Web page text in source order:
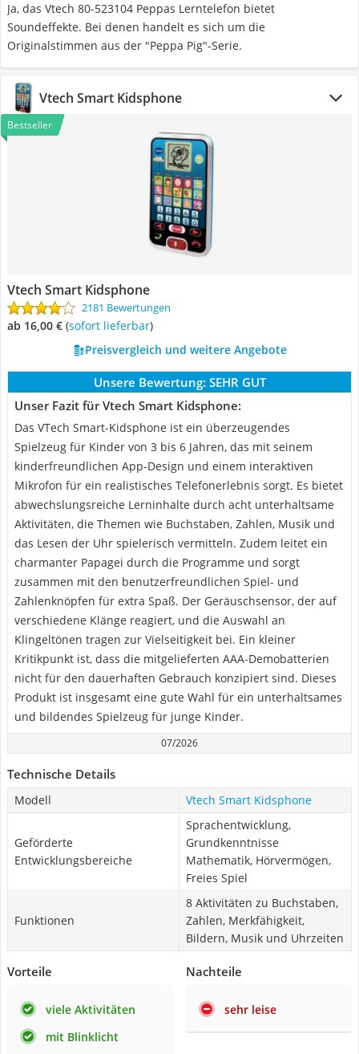
Ja, das Vtech 80-523104 Peppas Lerntelefon bietet
Soundeffekte. Bei denen handelt es sich um die
Originalstimmen aus der "Peppa Pig"-Serie.
Vtech Smart Kidsphone
Bestseller
Vtech Smart Kidsphone
2181 Bewertungen
ab 16,00 € ( Sofort lieferbar)
Preisvergleich und weitere Angebote
Unsere Bewertung: SEHR GUT
Unser Fazit für Vtech Smart Kidsphone:
Das VTech Smart-Kidsphone ist ein überzeugendes
Spielzeug für Kinder von 3 bis 6 Jahren, das mit seinem
kinderfreundlichen App-Design und einem interaktiven
Mikrofon für ein realistisches Telefonerlebnis sorgt. Es bietet
abwechslungsreiche Lerninhalte durch acht unterhaltsame
Aktivitäten, die Themen wie Buchstaben, Zahlen, Musik und
das Lesen der Uhr spielerisch vermitteln. Zudem leitet ein
charmanter Papagei durch die Programme und sorgt
zusammen mit den benutzerfreundlichen Spiel- und
Zahlenknöpfen für extra Spaß. Der Geräuschsensor, der auf
verschiedene Klänge reagiert, und die Auswahl an
Klingeltönen tragen zur Vielseitigkeit bei. Ein kleiner
Kritikpunkt ist, dass die mitgelieferten AAA-Demobatterien
nicht für den dauerhaften Gebrauch konzipiert sind. Dieses
Produkt ist insgesamt eine gute Wahl für ein unterhaltsames
und bildendes Spielzeug für junge Kinder.
07/2026
Technische Details
Modell Vtech Smart Kidsphone
Geförderte
Entwicklungsbereiche
Sprachentwicklung,
Grundkenntnisse
Mathematik, Hörvermögen,
Freies Spiel
Funktionen
8 Aktivitäten zu Buchstaben,
Zahlen, Merkfähigkeit,
Bildern, Musik und Uhrzeiten
Vorteile
viele Aktivitäten
mit Blinklicht
Nachteile
sehr leise